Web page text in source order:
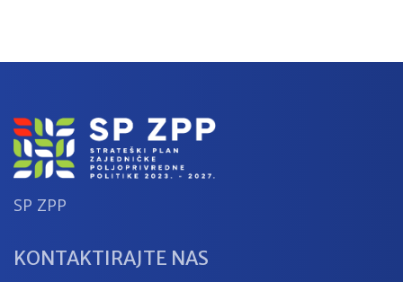
Hrvatske 2023. – 2027.
SP ZPP
KONTAKTIRAJTE NAS